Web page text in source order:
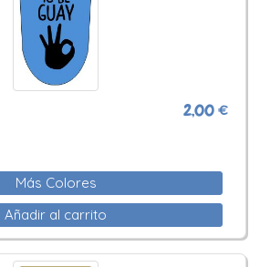
2,00 €
Más Colores
Añadir al carrito